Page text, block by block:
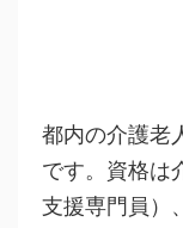
都内の介護老
です。資格は
支援専門員）